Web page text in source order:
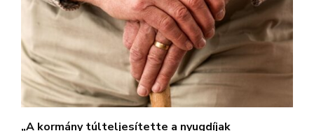
„A kormány túlteljesítette a nyugdíjak